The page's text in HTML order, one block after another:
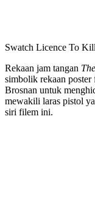
Swatch Licence To
Rekaan jam tangan
simbolik rekaan
Brosnan untuk
mewakili laras pistol
siri filem ini.